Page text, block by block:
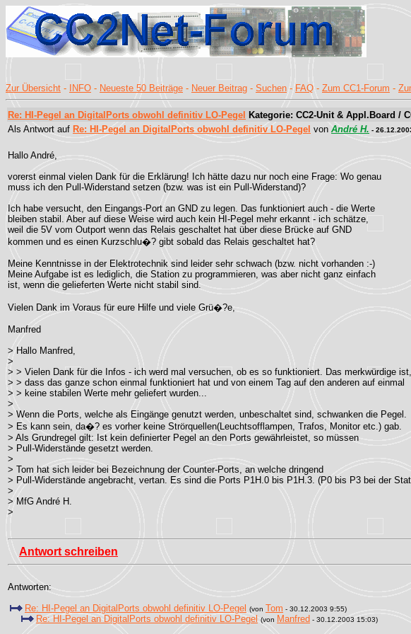
Zur Übersicht - INFO - Neueste 50 Beiträge - Neuer Beitrag - Suchen - FAQ - Zum CC1-Forum -
Re: HI-Pegel an DigitalPorts obwohl definitiv LO-Pegel Kategorie: CC2-Unit & Appl.Board /
Als Antwort auf Re: HI-Pegel an DigitalPorts obwohl definitiv LO-Pegel von André H. -
Hallo André,
vorerst einmal vielen Dank für die Erklärung! Ich hätte dazu nur noch eine Frage: Wo genau
muss ich den Pull-Widerstand setzen (bzw. was ist ein Pull-Widerstand)?
Ich habe versucht, den Eingangs-Port an GND zu legen. Das funktioniert auch - die Werte
bleiben stabil. Aber auf diese Weise wird auch kein HI-Pegel mehr erkannt - ich schätze,
weil die 5V vom Outport wenn das Relais geschaltet hat über diese Brücke auf GND
kommen und es einen Kurzschlu�? gibt sobald das Relais geschaltet hat?
Meine Kenntnisse in der Elektrotechnik sind leider sehr schwach (bzw. nicht vorhanden :-)
Meine Aufgabe ist es lediglich, die Station zu programmieren, was aber nicht ganz einfach
ist, wenn die gelieferten Werte nicht stabil sind.
Vielen Dank im Voraus für eure Hilfe und viele Grü�?e,
Manfred
> Hallo Manfred,
>
> > Vielen Dank für die Infos - ich werd mal versuchen, ob es so funktioniert. Das merkwürdige ist,
> > dass das ganze schon einmal funktioniert hat und von einem Tag auf den anderen auf einmal
> > keine stabilen Werte mehr geliefert wurden...
>
> Wenn die Ports, welche als Eingänge genutzt werden, unbeschaltet sind, schwanken die Pegel.
> Es kann sein, da�? es vorher keine Strörquellen(Leuchtsofflampen, Trafos, Monitor etc.) gab.
> Als Grundregel gilt: Ist kein definierter Pegel an den Ports gewährleistet, so müssen
> Pull-Widerstände gesetzt werden.
>
> Tom hat sich leider bei Bezeichnung der Counter-Ports, an welche dringend
> Pull-Widerstände angebracht, vertan. Es sind die Ports P1H.0 bis P1H.3. (P0 bis P3 bei der
>
> MfG André H.
>
Antwort schreiben
Antworten:
Re: HI-Pegel an DigitalPorts obwohl definitiv LO-Pegel
(von Tom - 30.12.2003 9:55)
Re: HI-Pegel an DigitalPorts obwohl definitiv LO-Pegel (von Manfred - 30.12.2003 15:03)